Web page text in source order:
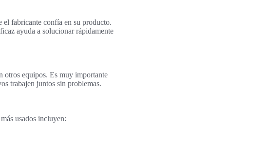
el fabricante confía en su producto.
ayuda a solucionar rápidamente
otros equipos. Es muy importante
trabajen juntos sin problemas.
usados incluyen: